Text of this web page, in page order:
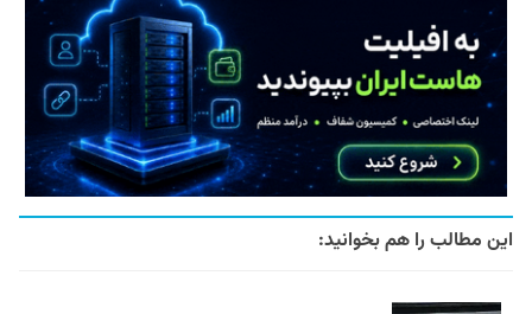
این مطالب را هم بخوانید: